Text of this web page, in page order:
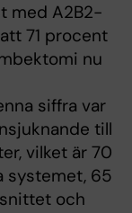
med A2B2-
71 procent
nu
siffra var
till
vilket är 70
systemet, 65
och